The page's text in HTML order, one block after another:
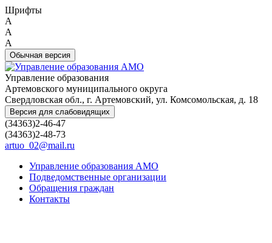
Шрифты
A
A
A
Обычная версия
Управление образования
Артемовского муниципального округа
Свердловская обл., г. Артемовский, ул. Комсомольская, д. 18
Версия для слабовидящих
(34363)2-46-47
(34363)2-48-73
artuo_02@mail.ru
Управление образования АМО
Подведомственные организации
Обращения граждан
Контакты